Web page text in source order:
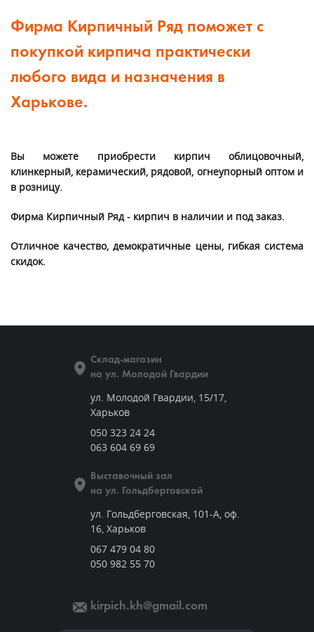
Фирма Кирпичный Ряд поможет с
покупкой кирпича практически
любого вида и назначения в
Харькове.
Вы можете приобрести кирпич облицовочный,
клинкерный, керамический, рядовой, огнеупорный оптом и
в розницу.
Фирма Кирпичный Ряд - кирпич в наличии и под заказ.
Отличное качество, демократичные цены, гибкая система
скидок.
Склад-магазин
на ул. Молодой Гвардии
ул. Молодой Гвардии, 15/17,
Харьков
050 323 24 24
063 604 69 69
Выставочный зал
на ул. Гольдберговской
ул. Гольдберговская, 101-А, оф.
16, Харьков
067 479 04 80
050 982 55 70
kirpich.kh@gmail.com